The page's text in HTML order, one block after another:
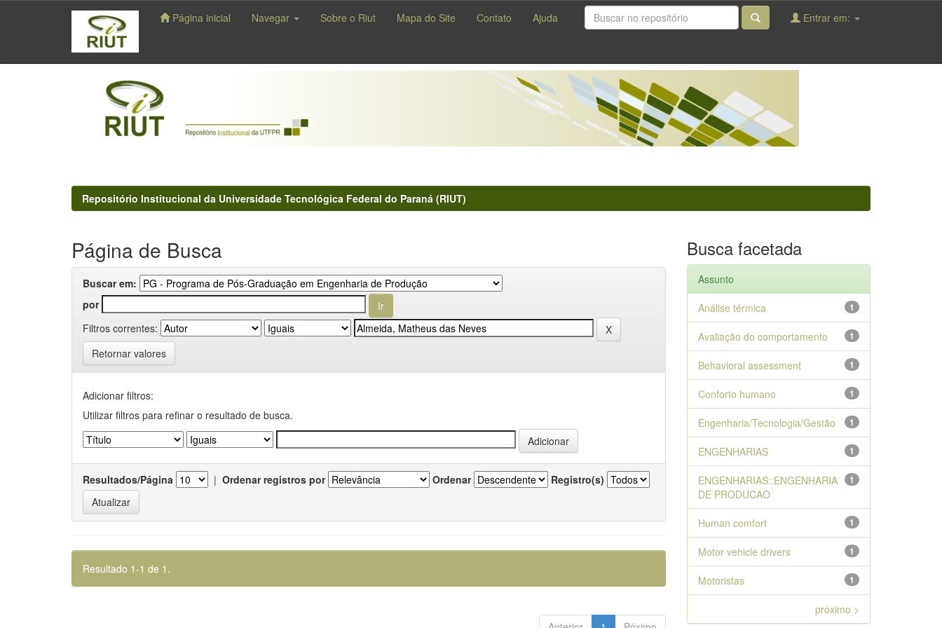
navigation
Página inicial Navegar Sobre o Riut Mapa do Site Contato Ajuda Entrar em:
Repositório Institucional da Universidade Tecnológica Federal do Paraná (RIUT)
Página de Busca
Buscar em:
por
Filtros correntes:
Retornar valores
Adicionar filtros:
Utilizar filtros para refinar o resultado de busca.
Resultados/Página | Ordenar registros por Ordenar Registro(s)
Resultado 1-1 de 1.
Busca facetada
Assunto
1
Análise térmica
1
Avaliação do comportamento
1
Behavioral assessment
1
Conforto humano
1
Engenharia/Tecnologia/Gestão
1
ENGENHARIAS
1
ENGENHARIAS::ENGENHARIA
DE PRODUCAO
1
Human comfort
1
Motor vehicle drivers
1
Motoristas
próximo >